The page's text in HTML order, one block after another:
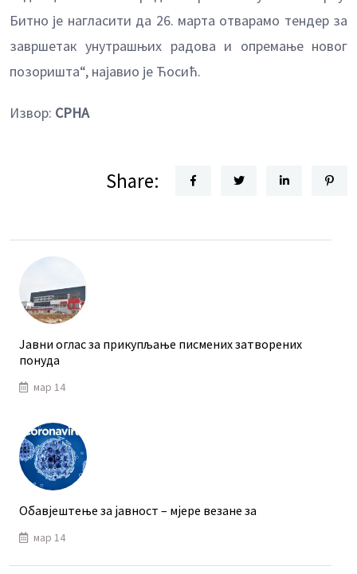
Битно је нагласити да 26. марта отварамо тендер за
завршетак унутрашњих радова и опремање новог
позоришта“, најавио је Ћосић.
Извор: СРНА
Share:
Јавни оглас за прикупљање писмених затворених
понуда
мар 14
Обавјештење за јавност – мјере везане за
мар 14